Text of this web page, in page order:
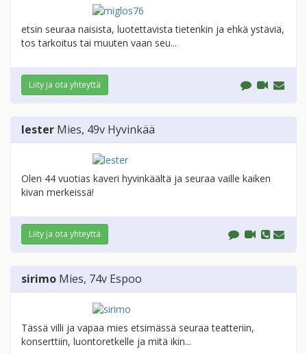
etsin seuraa naisista, luotettavista tietenkin ja ehkä ystäviä,
tos tarkoitus tai muuten vaan seu...
Liity ja ota yhteyttä
lester Mies, 49v Hyvinkää
Olen 44 vuotias kaveri hyvinkäältä ja seuraa vaille kaiken
kivan merkeissä!
Liity ja ota yhteyttä
sirimo Mies, 74v Espoo
Tässä villi ja vapaa mies etsimässä seuraa teatteriin,
konserttiin, luontoretkelle ja mitä ikin...